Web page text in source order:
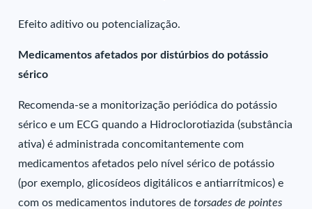
Efeito aditivo ou potencialização.
Medicamentos afetados por distúrbios do potássio
sérico
Recomenda-se a monitorização periódica do potássio
sérico e um ECG quando a Hidroclorotiazida (substância
ativa) é administrada concomitantemente com
medicamentos afetados pelo nível sérico de potássio
(por exemplo, glicosídeos digitálicos e antiarrítmicos) e
com os medicamentos indutores detorsades de pointes